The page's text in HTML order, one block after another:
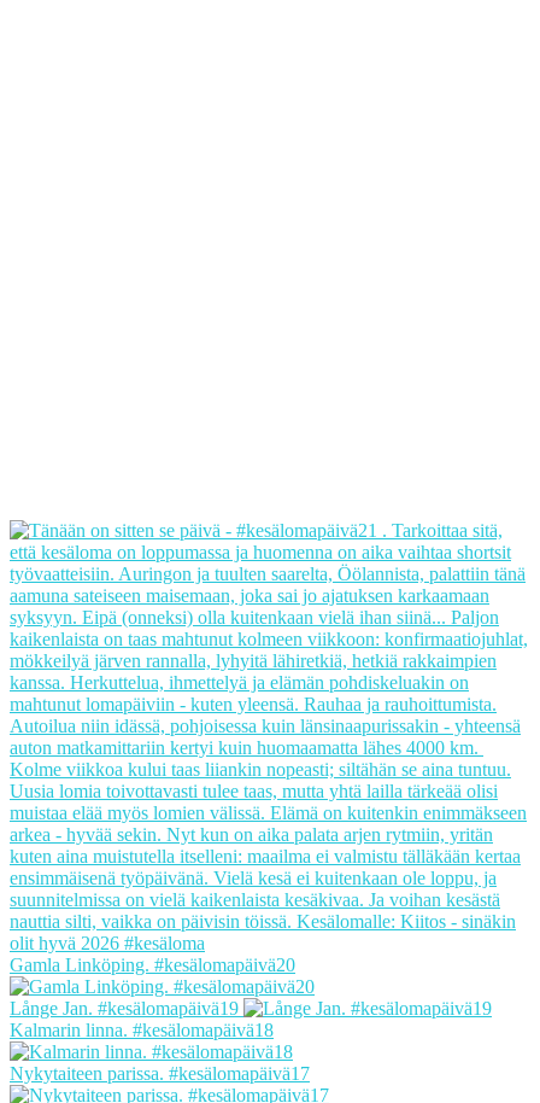
Gamla Linköping. #kesälomapäivä20
Långe Jan. #kesälomapäivä19
Kalmarin linna. #kesälomapäivä18
Nykytaiteen parissa. #kesälomapäivä17